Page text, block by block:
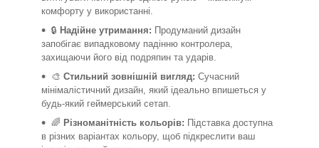
комфорту у використанні.
🔒 Надійне утримання: Продуманий дизайн
запобігає випадковому падінню контролера,
захищаючи його від подряпин та ударів.
🎨 Стильний зовнішній вигляд: Сучасний
мінімалістичний дизайн, який ідеально впишеться у
будь-який геймерський сетап.
🌈 Різноманітність кольорів: Підставка доступна
в різних варіантах кольору, щоб підкреслити ваш